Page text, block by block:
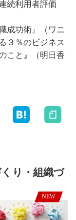
続利用者評価
成功術』（ワニ
３％のビジネス
こと』（明日香
り・組織づ
NEW